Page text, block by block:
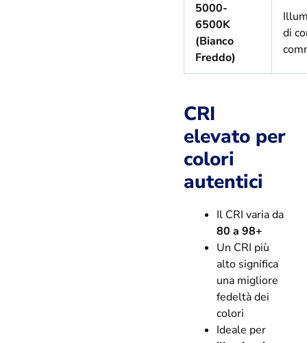
5000-
6500K
(Bianco
Freddo)
di
CRI
elevato per
colori
autentici
Il CRI varia da
80 a 98+
Un CRI più
alto significa
una migliore
fedeltà dei
colori
Ideale per